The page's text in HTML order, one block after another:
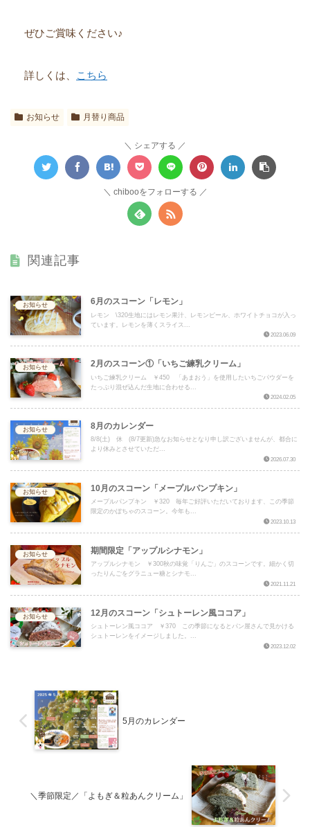
ぜひご賞味ください♪
詳しくは、 こちら
お知らせ 月替り商品
シェアする
chibooをフォローする
関連記事
お知らせ 6月のスコーン「レモン」
レモン \320生地にはレモン果汁、レモンピール、ホワイトチョコが入っ
ています。レモンを薄くスライス...
2023.06.09
お知らせ 2月のスコーン①「いちご練乳クリーム」
いちご練乳クリーム ￥450 「あまおう」を使用したいちごパウダーを
たっぷり混ぜ込んだ生地に合わせる...
2024.02.05
お知らせ 8月のカレンダー
8/8(土) 休 (8/7更新)急なお知らせとなり申し訳ございませんが、都合に
より休みとさせていただ...
2026.07.30
お知らせ 10月のスコーン「メープルパンプキン」
メープルパンプキン ￥320 毎年ご好評いただいております、この季節
限定のかぼちゃのスコーン。今年も...
2023.10.13
お知らせ 期間限定「アップルシナモン」
アップルシナモン ￥300秋の味覚「りんご」のスコーンです。細かく切
ったりんごをグラニュー糖とシナモ...
2021.11.21
お知らせ 12月のスコーン「シュトーレン風ココア」
シュトーレン風ココア ￥370 この季節になるとパン屋さんで見かける
シュトーレンをイメージしました。...
2023.12.02
5月のカレンダー
＼季節限定／「よもぎ＆粒あんクリーム」